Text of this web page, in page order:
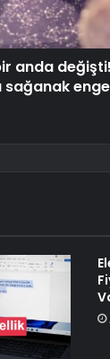
anda
sağanak